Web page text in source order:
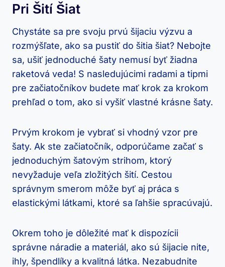
Pri Šití Šiat
Chystáte sa pre svoju prvú šijaciu výzvu⁣ a
rozmýšľate, ako sa pustiť do ‍šitia⁤ šiat? ‍Nebojte
sa, ušiť jednoduché šaty nemusí⁣ byť žiadna
raketová veda!​ S nasledujúcimi radami a ⁤tipmi
pre​ začiatočníkov budete mať krok ‌za krokom
prehľad o tom, ako si ⁣vyšiť vlastné⁢ krásne šaty.
Prvým krokom je vybrať si vhodný‌ vzor pre
⁣šaty.‍ Ak ste začiatočník, odporúčame začať⁢ s
jednoduchým šatovým strihom, ktorý​
nevyžaduje veľa zložitých šití. Cestou​
správnym smerom môže byť aj‍ práca s⁣
elastickými látkami,​ ktoré sa ​ľahšie spracúvajú.
Okrem​ toho⁤ je dôležité mať k dispozícii
správne náradie a materiál, ako sú šijacie nite,
ihly, špendlíky ‌a kvalitná látka. Nezabudnite